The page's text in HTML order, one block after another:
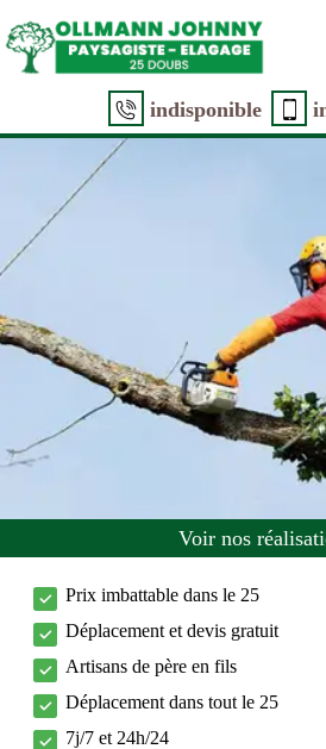
indisponible
Voir nos
Prix imbattable dans le 25
Déplacement et devis gratuit
Artisans de père en fils
Déplacement dans tout le 25
7j/7 et 24h/24